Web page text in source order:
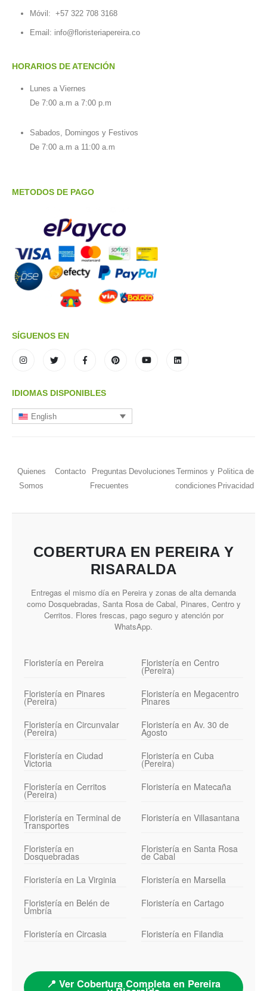
Móvil: +57 322 708 3168
Email: info@floristeriapereira.co
HORARIOS DE ATENCIÓN
Lunes a Viernes
De 7:00 a.m a 7:00 p.m
Sabados, Domingos y Festivos
De 7:00 a.m a 11:00 a.m
METODOS DE PAGO
SÍGUENOS EN
IDIOMAS DISPONIBLES
English
Quienes
Somos
Contacto
Preguntas
Frecuentes
Devoluciones Terminos y
condiciones
Politica de
Privacidad
COBERTURA EN PEREIRA Y
RISARALDA
Entregas el mismo día en Pereira y zonas de alta demanda
como Dosquebradas, Santa Rosa de Cabal, Pinares, Centro y
Cerritos. Flores frescas, pago seguro y atención por
WhatsApp.
Floristería en Pereira Floristería en Centro
(Pereira)
Floristería en Pinares
(Pereira)
Floristería en Megacentro
Pinares
Floristería en Circunvalar
(Pereira)
Floristería en Av. 30 de
Agosto
Floristería en Ciudad
Victoria
Floristería en Cuba
(Pereira)
Floristería en Cerritos
(Pereira)
Floristería en Matecaña
Floristería en Terminal de
Transportes
Floristería en Villasantana
Floristería en
Dosquebradas
Floristería en Santa Rosa
de Cabal
Floristería en La Virginia
Floristería en Marsella
Floristería en Belén de
Umbría
Floristería en Cartago
Floristería en Circasia Floristería en Filandia
📍 Ver Cobertura Completa en Pereira